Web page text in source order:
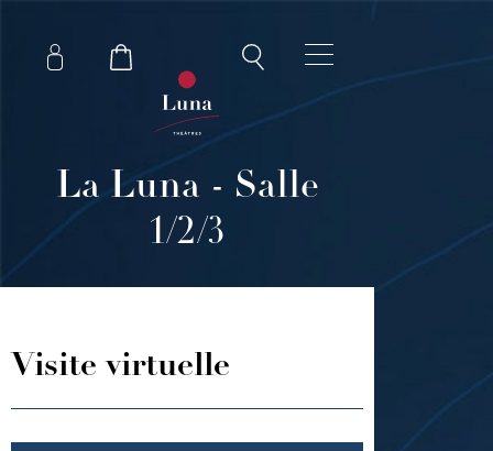
La Luna - Salle
1/2/3
Visite virtuelle